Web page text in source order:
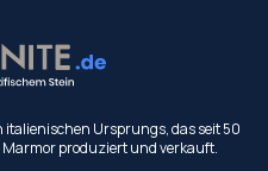
Ursprungs, das seit 50
produziert und verkauft.